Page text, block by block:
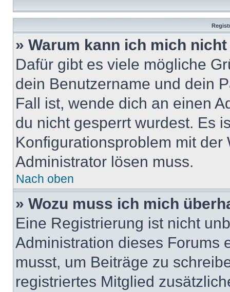
» Warum kann ich mich
Dafür gibt es viele mögliche
dein Benutzername und dein
Fall ist, wende dich an einen
du nicht gesperrt wurdest. Es
Konfigurationsproblem mit
Administrator lösen muss.
Nach oben
» Wozu muss ich mich
Eine Registrierung ist nicht
Administration dieses Forums
musst, um Beiträge zu
registriertes Mitglied